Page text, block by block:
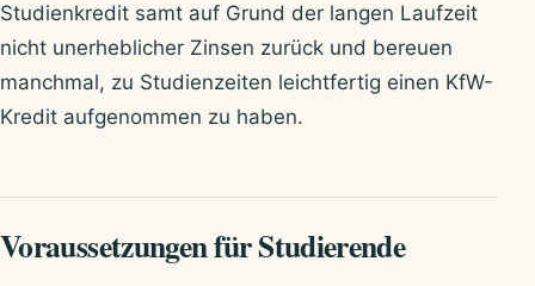
Studienkredit samt auf Grund der langen Laufzeit
nicht unerheblicher Zinsen zurück und bereuen
manchmal, zu Studienzeiten leichtfertig einen KfW-
Kredit aufgenommen zu haben.
Voraussetzungen für Studierende